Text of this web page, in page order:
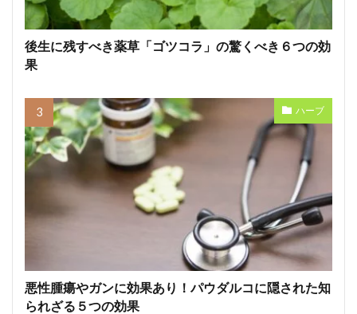
後生に残すべき薬草「ゴツコラ」の驚くべき６つの効
果
ハーブ
悪性腫瘍やガンに効果あり！パウダルコに隠された知
られざる５つの効果